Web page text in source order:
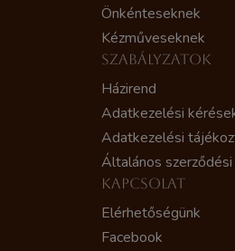
Önkénteseknek
Kézműveseknek
SZABÁLYZATOK
Házirend
Adatkezelési
Adatkezelési
Általános
KAPCSOLAT
Elérhetőségünk
Facebook